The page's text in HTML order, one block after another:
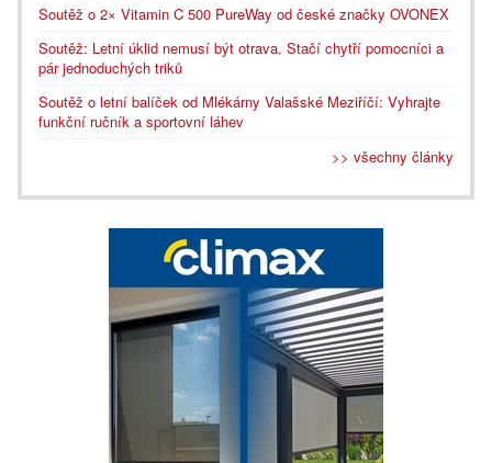
Soutěž o 2× Vitamin C 500 PureWay od české značky OVONEX
Soutěž: Letní úklid nemusí být otrava. Stačí chytří pomocníci a
pár jednoduchých triků
Soutěž o letní balíček od Mlékárny Valašské Meziříčí: Vyhrajte
funkční ručník a sportovní láhev
>> všechny články